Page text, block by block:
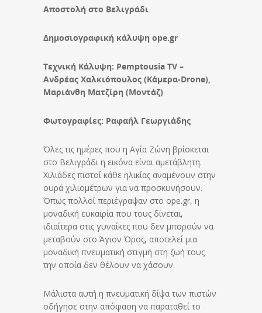
Αποστολή στο Βελιγράδι
Δημοσιογραφική κάλυψη ope.gr
Τεχνική Κάλυψη: Pemptousia TV –
Ανδρέας Χαλκιόπουλος (Κάμερα-Drone),
Μαριάνθη Ματζίρη (Μοντάζ)
Φωτογραφίες: Ραφαήλ Γεωργιάδης
Όλες τις ημέρες που η Αγία Ζώνη βρίσκεται
στο Βελιγράδι η εικόνα είναι αμετάβλητη.
Χιλιάδες πιστοί κάθε ηλικίας αναμένουν στην
ουρά χιλιομέτρων για να προσκυνήσουν.
Όπως πολλοί περιέγραψαν στο ope.gr, η
μοναδική ευκαιρία που τους δίνεται,
ιδιαίτερα στις γυναίκες που δεν μπορούν να
μεταβούν στο Άγιον Όρος, αποτελεί μια
μοναδική πνευματική στιγμή στη ζωή τους
την οποία δεν θέλουν να χάσουν.
Μάλιστα αυτή η πνευματική δίψα των πιστών
οδήγησε στην απόφαση να παραταθεί το